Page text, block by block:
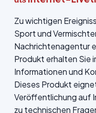
Zu wichtigen
Sport und
Nachrichtenagentur
Produkt erhalten Sie
Informationen und
Dieses Produkt
Veröffentlichung auf
zu technischen